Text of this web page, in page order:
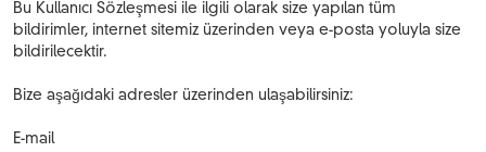
Bu Kullanıcı Sözleşmesi ile ilgili olarak size yapılan tüm
bildirimler, internet sitemiz üzerinden veya e-posta yoluyla size
bildirilecektir.
Bize aşağıdaki adresler üzerinden ulaşabilirsiniz:
E-mail